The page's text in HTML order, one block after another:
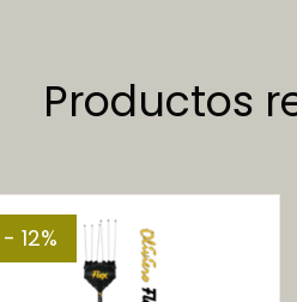
Productos
- 12%